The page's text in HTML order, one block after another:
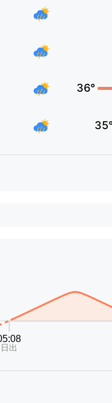
36°
35°